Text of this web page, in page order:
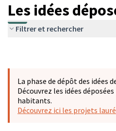
Les idées
Filtrer et rechercher
La phase de dépôt des idées
Découvrez les idées
habitants.
Découvrez ici les projets